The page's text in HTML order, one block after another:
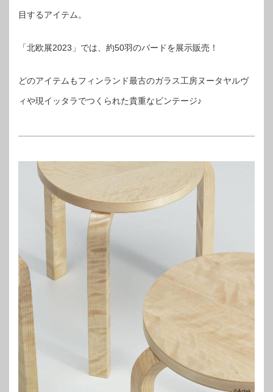
目するアイテム。
「北欧展2023」では、約50羽のバードを展示販売！
どのアイテムもフィンランド最古のガラス工房ヌータヤルヴ
ィや現イッタラでつくられた貴重なビンテージ♪